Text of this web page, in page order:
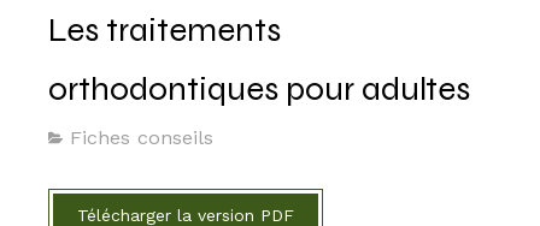
Les traitements
orthodontiques pour adultes
Fiches conseils
Télécharger la version PDF